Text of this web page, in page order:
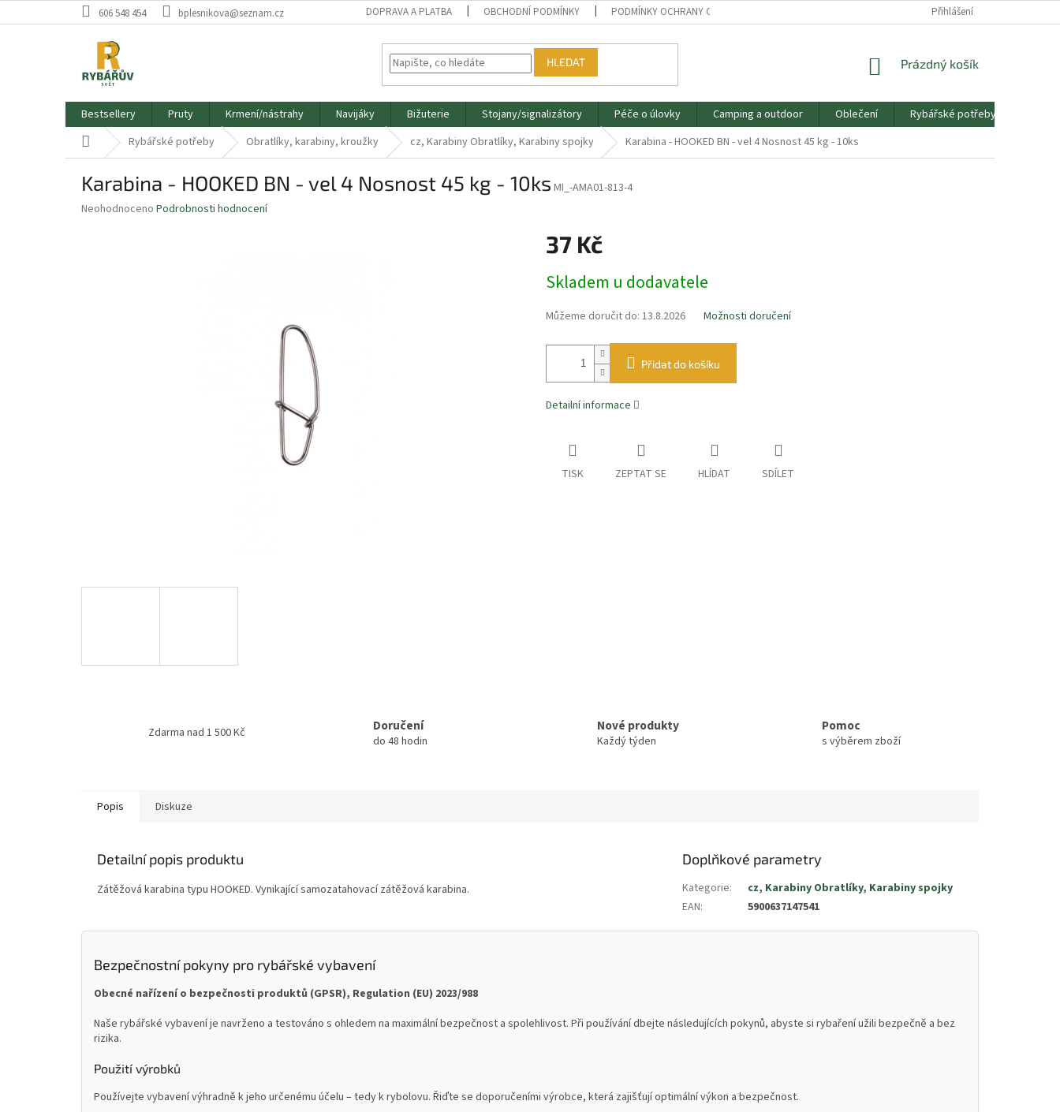
na
606 548 454 bplesnikova@seznam.cz DOPRAVA A PLATBA OBCHODNÍ PODMÍNKY PODMÍNKY OCHRANY OSOBNÍCH ÚDAJŮ RYBÁŘŮV PRŮVODCE
Přihlášení
HLEDAT
NÁKUPNÍ
Prázdný košík
Bestsellery Pruty Krmení/nástrahy Navijáky Bižuterie Stojany/signalizátory Péče o úlovky Camping a outdoor Oblečení Rybářské potřeby
Domů Rybářské potřeby Obratlíky, karabiny, kroužky cz, Karabiny Obratlíky, Karabiny spojky Karabina - HOOKED BN - vel 4 Nosnost 45 kg - 10ks
Karabina - HOOKED BN - vel 4 Nosnost 45 kg - 10ks MI_-AMA01-813-4
Průměrné
Neohodnoceno Podrobnosti hodnocení
37 Kč
cena:
Skladem u dodavatele
Můžeme doručit do: 13.8.2026 Možnosti doručení
Přidat do košíku
Detailní informace
TISK ZEPTAT SE HLÍDAT SDÍLET
Zdarma nad 1 500 Kč Doručení
do 48 hodin
Nové produkty
Každý týden
Pomoc
s výběrem zboží
Popis Diskuze
Detailní popis produktu
Zátěžová karabina typu HOOKED. Vynikající samozatahovací zátěžová karabina.
Doplňkové parametry
Kategorie:
cz, Karabiny Obratlíky, Karabiny spojky
EAN: 5900637147541
Bezpečnostní pokyny pro rybářské vybavení
Obecné nařízení o bezpečnosti produktů (GPSR), Regulation (EU) 2023/988
Naše rybářské vybavení je navrženo a testováno s ohledem na maximální bezpečnost a spolehlivost. Při používání dbejte následujících pokynů, abyste si rybaření užili bezpečně a bez
rizika.
Použití výrobků
Používejte vybavení výhradně k jeho určenému účelu – tedy k rybolovu. Řiďte se doporučeními výrobce, která zajišťují optimální výkon a bezpečnost.